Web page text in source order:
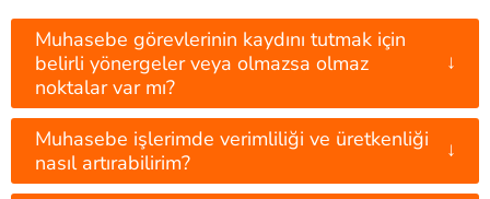
Muhasebe görevlerinin kaydını tutmak için
belirli yönergeler veya olmazsa olmaz
noktalar var mı?
↓
Muhasebe işlerimde verimliliği ve üretkenliği
nasıl artırabilirim?
↓